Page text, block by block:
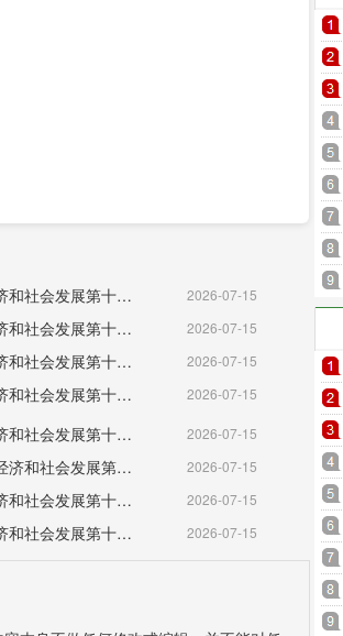
（福建省）南平市国民经济和社会发展第十五个五年规划纲要 2026-07-15
（湖北省）随州市国民经济和社会发展第十五个五年规划纲要 2026-07-15
（辽宁省）大连市国民经济和社会发展第十五个五年规划纲要 2026-07-15
（天津市）河北区国民经济和社会发展第十五个五年规划纲要 2026-07-15
（北京市）密云区国民经济和社会发展第十五个五年规划纲要 2026-07-15
（北京市）门头沟区国民经济和社会发展第十五个五年规划纲要 2026-07-15
（北京市）房山区国民经济和社会发展第十五个五年规划纲要 2026-07-15
（北京市）东城区国民经济和社会发展第十五个五年规划纲要 2026-07-15